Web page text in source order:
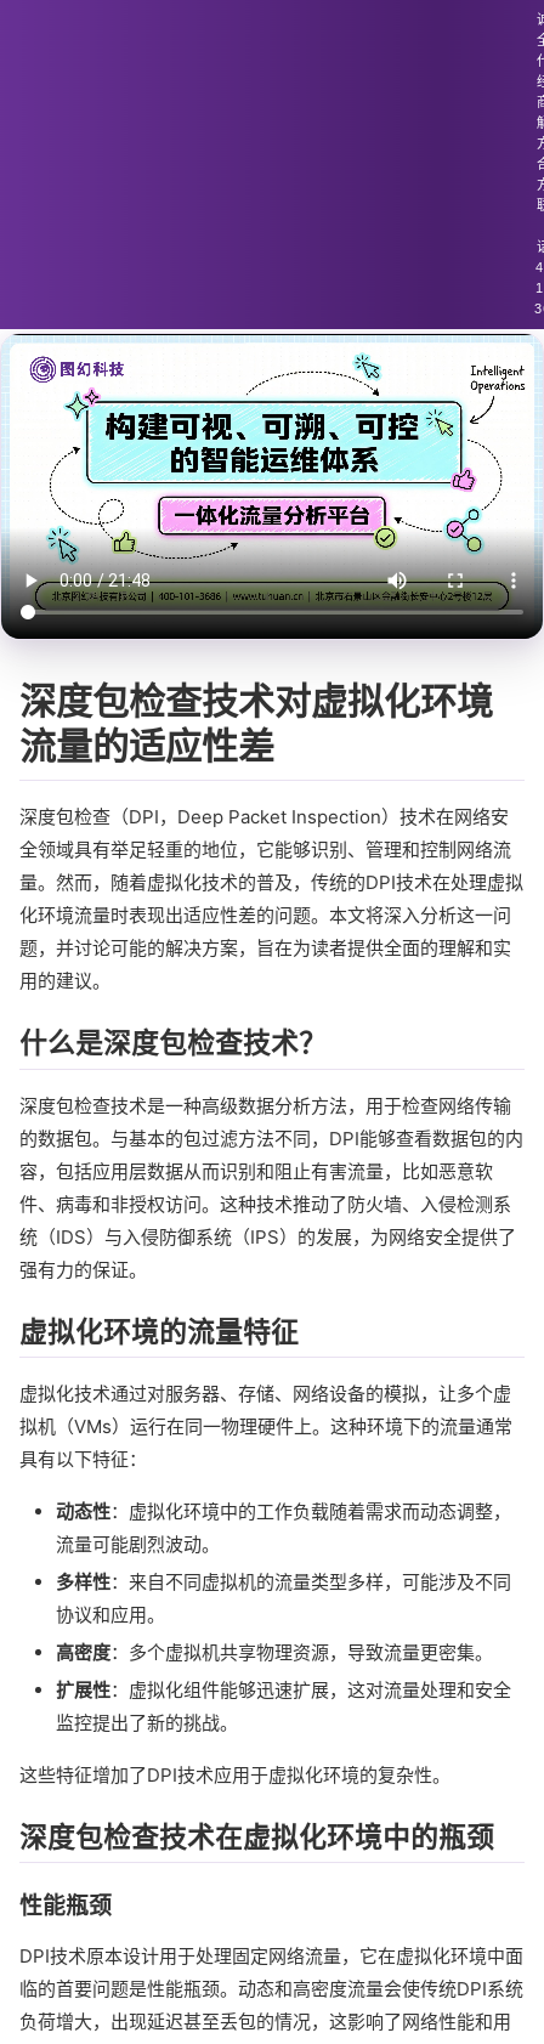
深度包检查技术对虚拟化环境
流量的适应性差
深度包检查（DPI，Deep Packet Inspection）技术在网络安
全领域具有举足轻重的地位，它能够识别、管理和控制网络流
量。然而，随着虚拟化技术的普及，传统的DPI技术在处理虚拟
化环境流量时表现出适应性差的问题。本文将深入分析这一问
题，并讨论可能的解决方案，旨在为读者提供全面的理解和实
用的建议。
什么是深度包检查技术？
深度包检查技术是一种高级数据分析方法，用于检查网络传输
的数据包。与基本的包过滤方法不同，DPI能够查看数据包的内
容，包括应用层数据从而识别和阻止有害流量，比如恶意软
件、病毒和非授权访问。这种技术推动了防火墙、入侵检测系
统（IDS）与入侵防御系统（IPS）的发展，为网络安全提供了
强有力的保证。
虚拟化环境的流量特征
虚拟化技术通过对服务器、存储、网络设备的模拟，让多个虚
拟机（VMs）运行在同一物理硬件上。这种环境下的流量通常
具有以下特征：
动态性：虚拟化环境中的工作负载随着需求而动态调整，
流量可能剧烈波动。
多样性：来自不同虚拟机的流量类型多样，可能涉及不同
协议和应用。
高密度：多个虚拟机共享物理资源，导致流量更密集。
扩展性：虚拟化组件能够迅速扩展，这对流量处理和安全
监控提出了新的挑战。
这些特征增加了DPI技术应用于虚拟化环境的复杂性。
深度包检查技术在虚拟化环境中的瓶颈
性能瓶颈
DPI技术原本设计用于处理固定网络流量，它在虚拟化环境中面
临的首要问题是性能瓶颈。动态和高密度流量会使传统DPI系统
负荷增大，出现延迟甚至丢包的情况，这影响了网络性能和用